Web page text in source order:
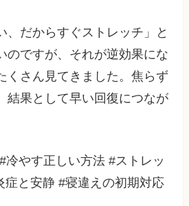
、だからすぐストレッチ」と
のですが、それが逆効果にな
くさん見てきました。焦らず
結果として早い回復につなが
冷やす正しい方法 #ストレッ
症と安静 #寝違えの初期対応